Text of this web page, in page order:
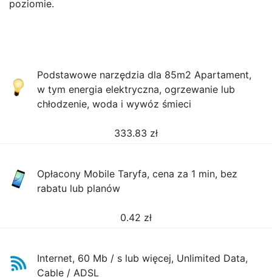
poziomie.
Podstawowe narzędzia dla 85m2 Apartament,
w tym energia elektryczna, ogrzewanie lub
chłodzenie, woda i wywóz śmieci
333.83 zł
Opłacony Mobile Taryfa, cena za 1 min, bez
rabatu lub planów
0.42 zł
Internet, 60 Mb / s lub więcej, Unlimited Data,
Cable / ADSL